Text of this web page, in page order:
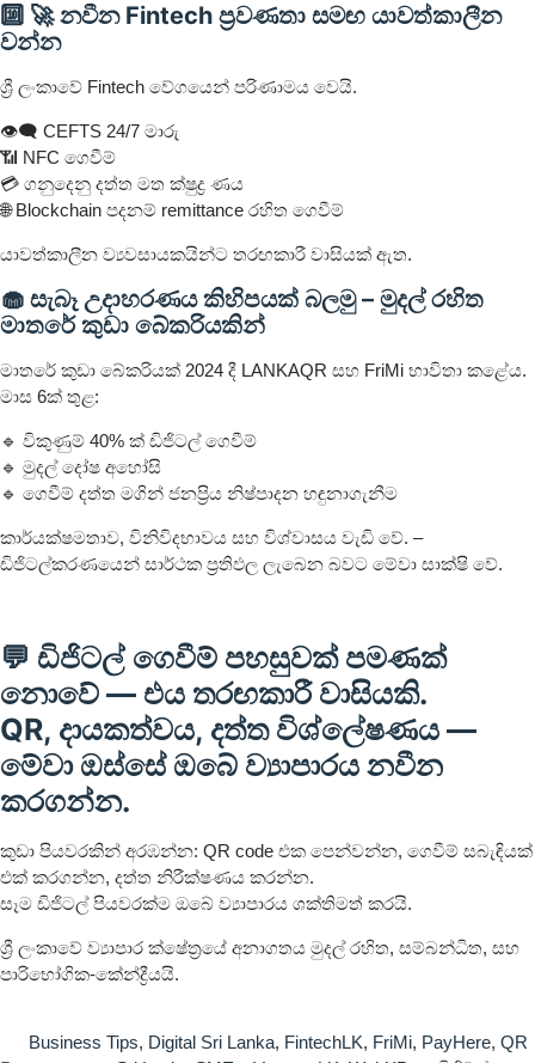
🔟 🚀 නවීන Fintech ප්‍රවණතා සමඟ යාවත්කාලීන
වන්න
ශ්‍රී ලංකාවේ Fintech වේගයෙන් පරිණාමය වෙයි.
👁‍🗨 CEFTS 24/7 මාරු
📶 NFC ගෙවීම්
💳 ගනුදෙනු දත්ත මත ක්ෂුද්‍ර ණය
🌐 Blockchain පදනම් remittance රහිත ගෙවීම්
යාවත්කාලීන ව්‍යවසායකයින්ට තරඟකාරී වාසියක් ඇත.
🧁 සැබෑ උදාහරණය කිහිපයක් බලමු – මුදල් රහිත
මාතරේ කුඩා බේකරියකින්
මාතරේ කුඩා බේකරියක් 2024 දී LANKAQR සහ FriMi භාවිතා කළේය.
මාස 6ක් තුළ:
🔹 විකුණුම් 40% ක් ඩිජිටල් ගෙවීම්
🔹 මුදල් දෝෂ අහෝසි
🔹 ගෙවීම් දත්ත මගින් ජනප්‍රිය නිෂ්පාදන හඳුනාගැනීම
කාර්යක්ෂමතාව, විනිවිදභාවය සහ විශ්වාසය වැඩි වේ. –
ඩිජිටල්කරණයෙන් සාර්ථක ප්‍රතිඵල ලැබෙන බවට මේවා සාක්ෂි වේ.
💬 ඩිජිටල් ගෙවීම් පහසුවක් පමණක්
නොවේ — එය තරඟකාරී වාසියකි.
QR, දායකත්වය, දත්ත විශ්ලේෂණය —
මේවා ඔස්සේ ඔබේ ව්‍යාපාරය නවීන
කරගන්න.
කුඩා පියවරකින් අරඹන්න: QR code එක පෙන්වන්න, ගෙවීම් සබැඳියක්
එක් කරගන්න, දත්ත නිරීක්ෂණය කරන්න.
සෑම ඩිජිටල් පියවරක්ම ඔබේ ව්‍යාපාරය ශක්තිමත් කරයි.
ශ්‍රී ලංකාවේ ව්‍යාපාර ක්ෂේත්‍රයේ අනාගතය මුදල් රහිත, සම්බන්ධිත, සහ
පාරිභෝගික-කේන්ද්‍රීයයි.
Business Tips, Digital Sri Lanka, FintechLK, FriMi, PayHere, QR